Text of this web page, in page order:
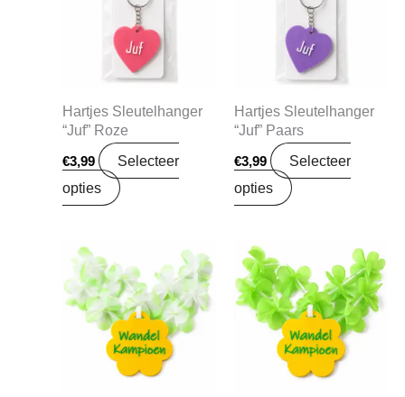
Hartjes Sleutelhanger
“Juf” Roze
€3,99
Selecteer
opties
Hartjes Sleutelhanger
“Juf” Paars
€3,99
Selecteer
opties